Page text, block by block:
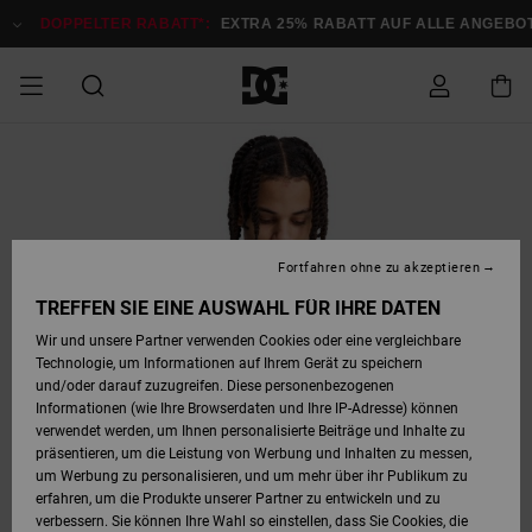
Produktinformation
DOPPELTER RABATT*: EXTRA 25% RABATT AUF ALLE
SALE MÄNNER
Accessoires
SALE SNOW
T-Shirts
Jacken &
SALE FRAUEN
SALE KINDER Sale
Sale Snow
Jacken &
Hoodies &
ESSENTIALS
Lynx
Pure
Net
Alle ansehen
HIGHLIGHTS
DC Command
Manteca
Construct
Ascend
SCHUHE Sneakers
Sandalen
Winterschuhe
Snowboard
BEKLEIDUNG
T-shirts
Hemden
Jeans
Jacken &
ACCESSOIRES
Taschen &
ESSENTIALS
Alle ansehen
HIGHLIGHTS
DC Command
Manteca
Best Sellers
SCHUHE Skate
Sandalen
Snowboard
Unisex
KLEIDUNG
Alle ansehen
KINDER
ESSENTIALS
Stag
SCHUHE
Babyschuhe
Sneakers
Alle ansehen
BEKLEIDUNG
Sweatshirts &
Hemden
ACCESSOIRES
Taschen
Alle ansehen
SKATE
SKATE SHOP
COMMUNITY
SNOW SHOP FÜR
MÄNNER
Snowboard
Winterschuhe
Polarfleece &
Softshells
FRAUEN
Alle ansehen
SNOW SHOP FÜR
KINDER
Mützen
Alle ansehen
Auf meine
Bestellung
zugreifen
Versand
Retouren
Bezahlung
Geschenkkarte
TREFFEN SIE EINE AUSWAHL FÜR IHRE DATEN
Wir und unsere Partner verwenden Cookies oder eine vergleichbare
Technologie, um Informationen auf Ihrem Gerät zu speichern
und/oder darauf zuzugreifen. Diese personenbezogenen
Informationen (wie Ihre Browserdaten und Ihre IP-Adresse) können
verwendet werden, um Ihnen personalisierte Beiträge und Inhalte zu
präsentieren, um die Leistung von Werbung und Inhalten zu messen,
um Werbung zu personalisieren, und um mehr über ihr Publikum zu
erfahren, um die Produkte unserer Partner zu entwickeln und zu
verbessern. Sie können Ihre Wahl so einstellen, dass Sie Cookies, die
Fortfahren ohne zu akzeptieren